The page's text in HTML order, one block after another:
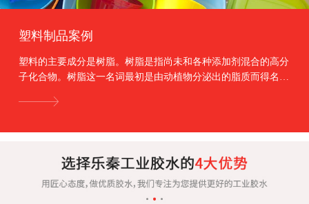
塑料制品案例
塑料的主要成分是树脂。树脂是指尚未和各种添加剂混合的高分
子化合物。树脂这一名词最初是由动植物分泌出的脂质而得名，